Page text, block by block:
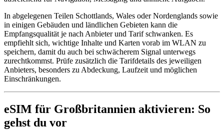
In abgelegenen Teilen Schottlands, Wales oder Nordenglands sowie
in einigen Gebäuden und ländlichen Gebieten kann die
Empfangsqualität je nach Anbieter und Tarif schwanken. Es
empfiehlt sich, wichtige Inhalte und Karten vorab im WLAN zu
speichern, damit du auch bei schwächerem Signal unterwegs
zurechtkommst. Prüfe zusätzlich die Tarifdetails des jeweiligen
Anbieters, besonders zu Abdeckung, Laufzeit und möglichen
Einschränkungen.
eSIM für Großbritannien aktivieren: So
gehst du vor